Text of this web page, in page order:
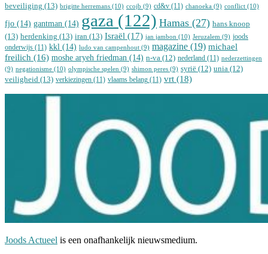
beveiliging (13) brigitte herremans (10) ccojb (9) cd&v (11) chanoeka (9) conflict (10)
fjo (14) gantman (14) gaza (122) Hamas (27) hans knoop
(13) herdenking (13) iran (13) Israël (17) jan jambon (10) Jeruzalem (9) joods
onderwijs (11) kkl (14) ludo van campenhout (9) magazine (19) michael
freilich (16) moshe aryeh friedman (14) n-va (12) nederland (11) nederzettingen
(9) negationisme (10) olympische spelen (9) shimon peres (9) syrië (12) unia (12)
veiligheid (13) verkiezingen (11) vlaams belang (11) vrt (18)
Joods Actueel is een onafhankelijk nieuwsmedium.